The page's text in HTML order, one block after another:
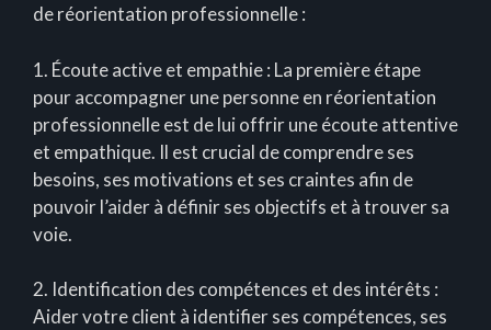
de réorientation professionnelle :
1. Écoute active et empathie : La première étape
pour accompagner une personne en réorientation
professionnelle est de lui offrir une écoute attentive
et empathique. Il est crucial de comprendre ses
besoins, ses motivations et ses craintes afin de
pouvoir l’aider à définir ses objectifs et à trouver sa
voie.
2. Identification des compétences et des intérêts :
Aider votre client à identifier ses compétences, ses